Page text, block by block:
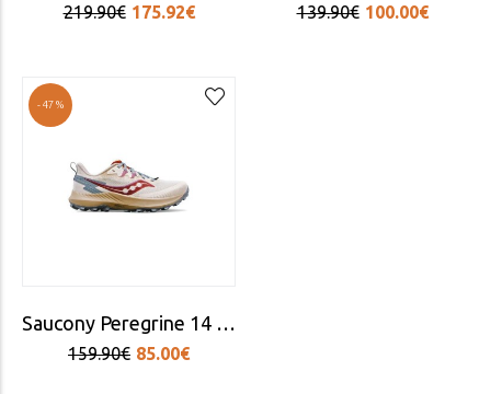
219.90€ 175.92€ 139.90€ 100.00€
-47%
Saucony Peregrine 14 Γυναικεία Αθλητικά Παπούτσια Trail
159.90€ 85.00€